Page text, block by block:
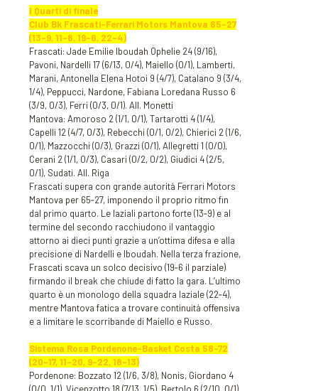
I Quarti di finale
Club Bk Frascati-Ferrari Motors Mantova 65-27
(13-9, 11-8, 19-6, 22-4)
Frascati: Jade Emilie Iboudah Ophelie 24 (9/16),
Pavoni, Nardelli 17 (6/13, 0/4), Maiello (0/1), Lamberti,
Marani, Antonella Elena Hotoi 9 (4/7), Catalano 9 (3/4,
1/4), Peppucci, Nardone, Fabiana Loredana Russo 6
(3/9, 0/3), Ferri (0/3, 0/1). All. Monetti
Mantova: Amoroso 2 (1/1, 0/1), Tartarotti 4 (1/4),
Capelli 12 (4/7, 0/3), Rebecchi (0/1, 0/2), Chierici 2 (1/6,
0/1), Mazzocchi (0/3), Grazzi (0/1), Allegretti 1 (0/0),
Cerani 2 (1/1, 0/3), Casari (0/2, 0/2), Giudici 4 (2/5,
0/1), Sudati. All. Riga
Frascati supera con grande autorità Ferrari Motors
Mantova per 65‑27, imponendo il proprio ritmo fin
dal primo quarto. Le laziali partono forte (13‑9) e al
termine del secondo racchiudono il vantaggio
attorno ai dieci punti grazie a un’ottima difesa e alla
precisione di Nardelli e Iboudah. Nella terza frazione,
Frascati scava un solco decisivo (19‑6 il parziale)
firmando il break che chiude di fatto la gara. L’ultimo
quarto è un monologo della squadra laziale (22‑4),
mentre Mantova fatica a trovare continuità offensiva
e a limitare le scorribande di Maiello e Russo.
Sistema Rosa Pordenone-Basket Costa 58-72
(20-17, 11-20, 9-22, 18-13)
Pordenone: Bozzato 12 (1/6, 3/8), Nonis, Giordano 4